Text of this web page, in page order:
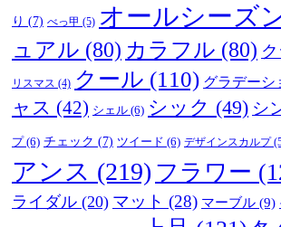
り (7) べっ甲 (5) オールシーズ
ュアル (80) カラフル (80)
リスマス (4) クール (110) グラデーシ
ャス (42) シェル (6) シック (49) シ
プ(6) チェック (7) ツイード (6) デザインスカルプ
アンス (219) フラワー
ライダル (20) マット (28) マーブル (9)